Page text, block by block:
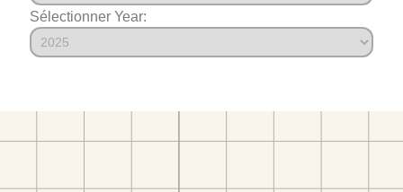
Sélectionner Year: